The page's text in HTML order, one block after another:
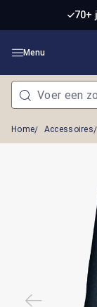
Ga naar de 70+
Menu
Home Accessoires